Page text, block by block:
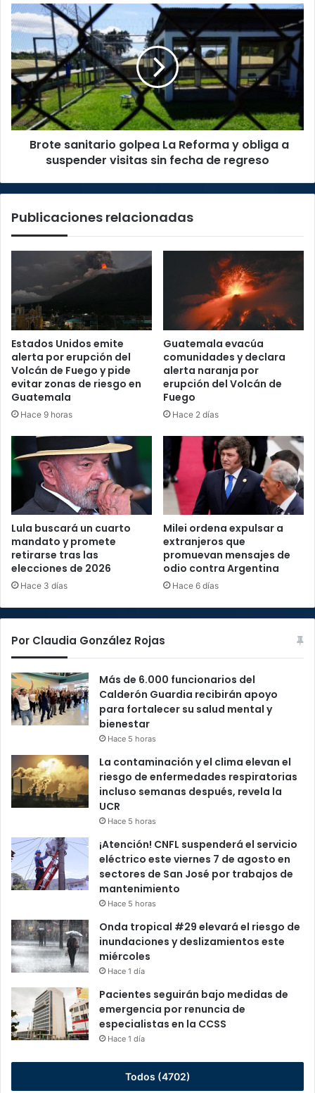
y
plazos
sobre
la
mesa
Brote
sanitario
golpea
La
Reforma
y
obliga
a
suspender
visitasBrote sanitario golpea La Reforma y obliga a
suspender visitas sin fecha de regreso
Publicaciones relacionadas
Estados Unidos emite
alerta por erupción del
Volcán de Fuego y pide
evitar zonas de riesgo en
Guatemala
Hace 9 horas
Guatemala evacúa
comunidades y declara
alerta naranja por
erupción del Volcán de
Fuego
Hace 2 días
Lula buscará un cuarto
mandato y promete
retirarse tras las
elecciones de 2026
Hace 3 días
Milei ordena expulsar a
extranjeros que
promuevan mensajes de
odio contra Argentina
Hace 6 días
Por Claudia González Rojas
Más de 6.000 funcionarios del
Calderón Guardia recibirán apoyo
para fortalecer su salud mental y
bienestar
Hace 5 horas
La contaminación y el clima elevan el
riesgo de enfermedades respiratorias
incluso semanas después, revela la
UCR
Hace 5 horas
¡Atención! CNFL suspenderá el servicio
eléctrico este viernes 7 de agosto en
sectores de San José por trabajos de
mantenimiento
Hace 5 horas
Onda tropical #29 elevará el riesgo de
inundaciones y deslizamientos este
miércoles
Hace 1 día
Pacientes seguirán bajo medidas de
emergencia por renuncia de
especialistas en la CCSS
Hace 1 día
Todos (4702)